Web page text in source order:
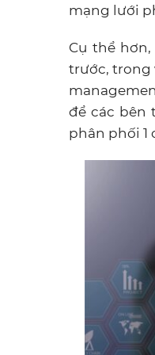
mạng lưới
Cụ thể hơn,
trước, trong
để các bên
phân phối 1